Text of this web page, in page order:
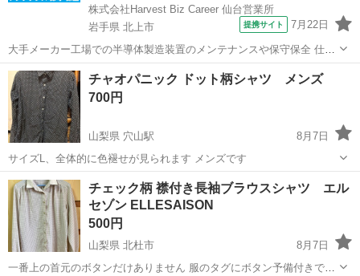
株式会社Harvest Biz Career 仙台営業所
岩手県 北上市
提携サイト 7月22日
大手メーカー工場での半導体製造装置のメンテナンスや保守保全 仕事
内容 ＼フラッシュメモリの製造を行う工場で半導体製造装置の保守・
点検のお仕事／ 新工場新設に伴い、請負現場の立ち上げを行います！
※立ち上げ時期目安：2...
岩手 北上市 その他
チャオパニック ドット柄シャツ メンズ
700円
山梨県 穴山駅
8月7日
サイズL、全体的に色褪せが見られます メンズです
山梨 北杜市 穴山駅 シャツ
チェック柄 襟付き長袖ブラウスシャツ エル
セゾン ELLESAISON
500円
山梨県 北杜市
8月7日
一番上の首元のボタンだけありません 服のタグにボタン予備付きです